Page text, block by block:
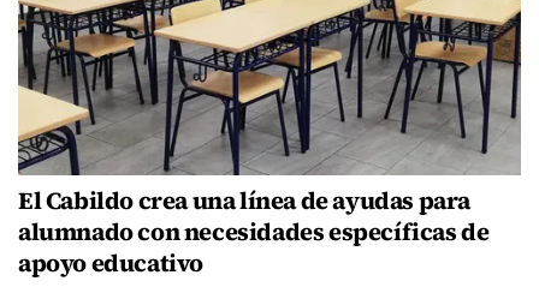
El Cabildo crea una línea de ayudas para
alumnado con necesidades específicas de
apoyo educativo